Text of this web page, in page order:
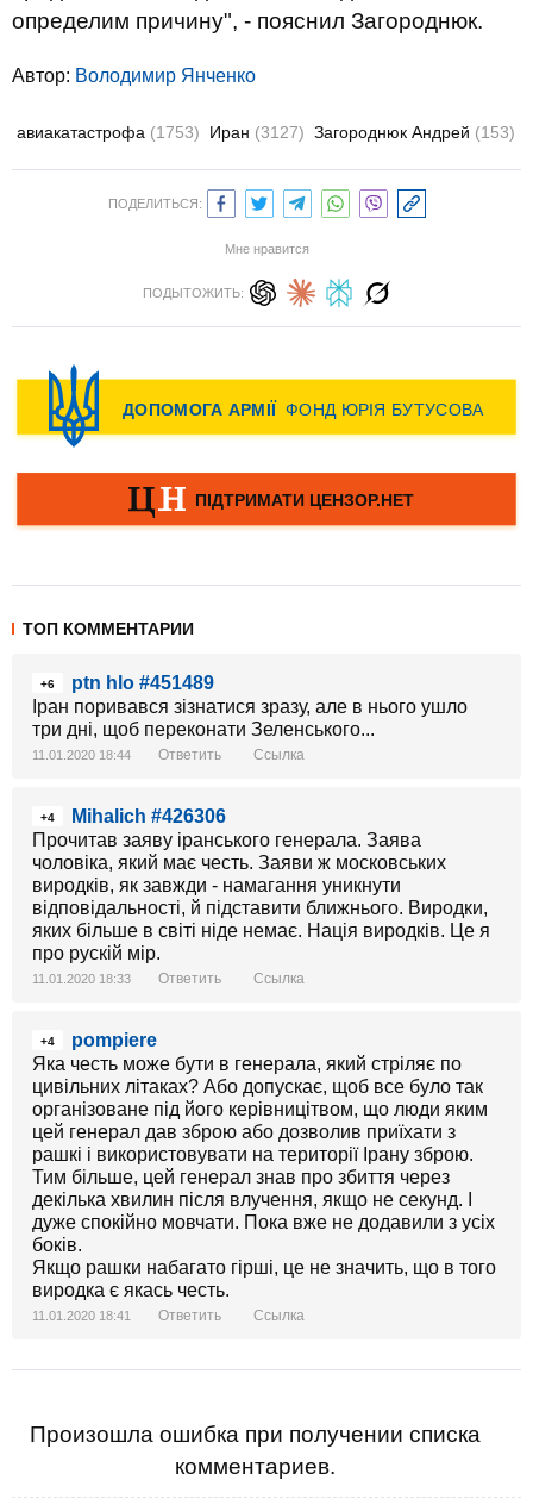
определим причину", - пояснил Загороднюк.
Автор: Володимир Янченко
авиакатастрофа (1753) Иран (3127) Загороднюк Андрей (153)
ПОДЕЛИТЬСЯ:
Мне нравится
ПОДЫТОЖИТЬ:
ТОП КОММЕНТАРИИ
+6
ptn hlo #451489
Іран поривався зізнатися зразу, але в нього ушло
три дні, щоб переконати Зеленського...
11.01.2020 18:44 Ответить Ссылка
+4
Mihalich #426306
Прочитав заяву іранського генерала. Заява
чоловіка, який має честь. Заяви ж московських
виродків, як завжди - намагання уникнути
відповідальності, й підставити ближнього. Виродки,
яких більше в світі ніде немає. Нація виродків. Це я
про рускій мір.
11.01.2020 18:33 Ответить Ссылка
+4
pompiere
Яка честь може бути в генерала, який стріляє по
цивільних літаках? Або допускає, щоб все було так
організоване під його керівницітвом, що люди яким
цей генерал дав зброю або дозволив приїхати з
рашкі і використовувати на території Ірану зброю.
Тим більше, цей генерал знав про збиття через
декілька хвилин після влучення, якщо не секунд. І
дуже спокійно мовчати. Пока вже не додавили з усіх
боків.
Якщо рашки набагато гірші, це не значить, що в того
виродка є якась честь.
11.01.2020 18:41 Ответить Ссылка
Произошла ошибка при получении списка
комментариев.